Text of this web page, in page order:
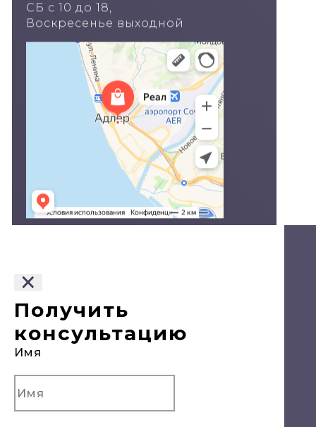
СБ с 10 до 18,
Воскресенье выходной
×
Получить
консультацию
Имя